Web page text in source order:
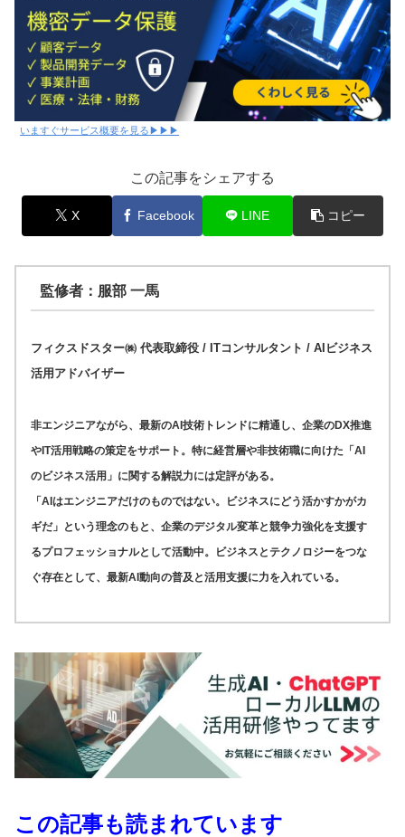
いますぐサービス概要を見る▶▶▶
この記事をシェアする
X Facebook LINE コピー
監修者：服部 一馬
フィクスドスター㈱ 代表取締役 / ITコンサルタント / AIビジネス
活用アドバイザー
非エンジニアながら、最新のAI技術トレンドに精通し、企業のDX推進
やIT活用戦略の策定をサポート。特に経営層や非技術職に向けた「AI
のビジネス活用」に関する解説力には定評がある。
「AIはエンジニアだけのものではない。ビジネスにどう活かすかがカ
ギだ」という理念のもと、企業のデジタル変革と競争力強化を支援す
るプロフェッショナルとして活動中。ビジネスとテクノロジーをつな
ぐ存在として、最新AI動向の普及と活用支援に力を入れている。
この記事も読まれています